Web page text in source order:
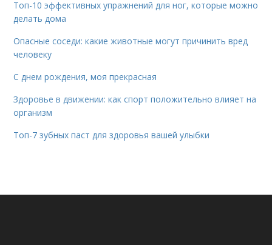
Топ-10 эффективных упражнений для ног, которые можно
делать дома
Опасные соседи: какие животные могут причинить вред
человеку
С днем рождения, моя прекрасная
Здоровье в движении: как спорт положительно влияет на
организм
Топ-7 зубных паст для здоровья вашей улыбки